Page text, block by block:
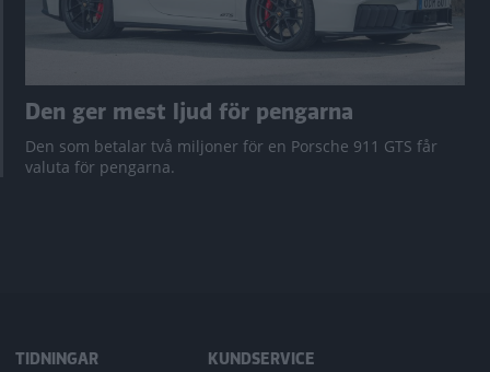
Den ger mest ljud för pengarna
Den som betalar två miljoner för en Porsche 911 GTS får
valuta för pengarna.
TIDNINGAR KUNDSERVICE